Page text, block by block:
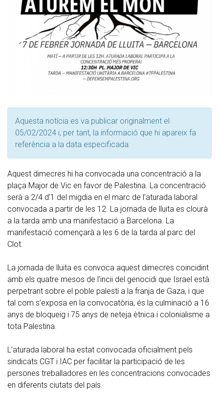
Aquesta notícia es va publicar originalment el
05/02/2024 i, per tant, la informació que hi apareix fa
referència a la data especificada.
Aquest dimecres hi ha convocada una concentració a la
plaça Major de Vic en favor de Palestina. La concentració
serà a 2/4 d’1 del migdia en el marc de l’aturada laboral
convocada a partir de les 12. La jornada de lluita es clourà
a la tarda amb una manifestació a Barcelona. La
manifestació començarà a les 6 de la tarda al parc del
Clot.
La jornada de lluita es convoca aquest dimecres coincidint
amb els quatre mesos de l’incii del genocidi que Israel està
perpetrant sobre el poble palestí a la franja de Gaza, i que
tal com s’exposa en la convocatòria, és la culminació a 16
anys de bloqueig i 75 anys de neteja ètnica i colonialisme a
tota Palestina.
L’aturada laboral ha estat convocada oficialment pels
sindicats CGT i IAC per facilitar la participació de les
persones treballadores en les concentracions convocades
en diferents ciutats del país.